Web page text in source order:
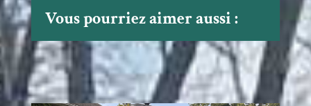
Vous pourriez aimer aussi :